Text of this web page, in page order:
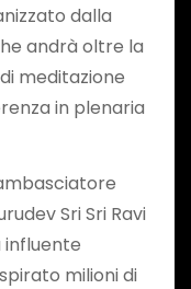
dalla
andrà oltre la
meditazione
in plenaria
Sri Sri Ravi
influente
milioni di